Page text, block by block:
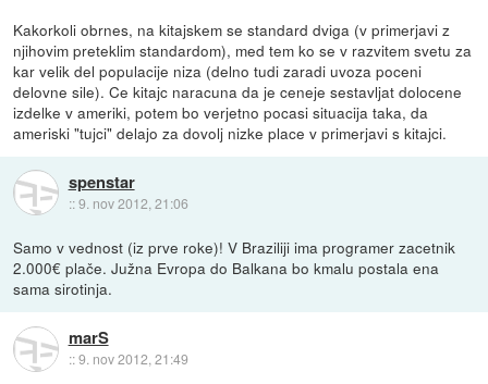
Kakorkoli obrnes, na kitajskem se standard dviga (v primerjavi z
njihovim preteklim standardom), med tem ko se v razvitem svetu za
kar velik del populacije niza (delno tudi zaradi uvoza poceni
delovne sile). Ce kitajc naracuna da je ceneje sestavljat dolocene
izdelke v ameriki, potem bo verjetno pocasi situacija taka, da
ameriski "tujci" delajo za dovolj nizke place v primerjavi s kitajci.
spenstar
::9. nov 2012, 21:06
Samo v vednost (iz prve roke)! V Braziliji ima programer zacetnik
2.000€ plače. Južna Evropa do Balkana bo kmalu postala ena
sama sirotinja.
marS
::9. nov 2012, 21:49